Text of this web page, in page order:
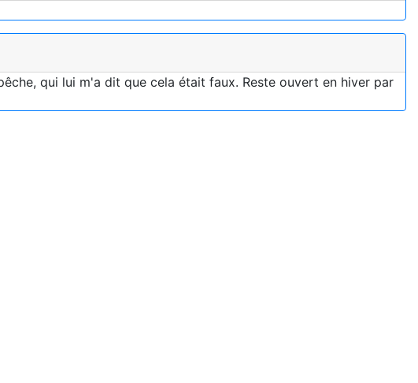
qui lui m'a dit que cela était faux. Reste ouvert en hiver par